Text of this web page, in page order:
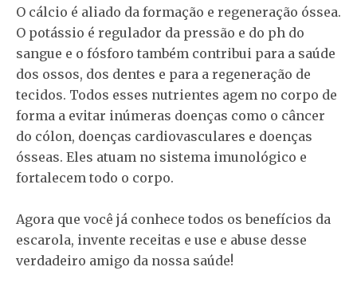
O cálcio é aliado da formação e regeneração óssea.
O potássio é regulador da pressão e do ph do
sangue e o fósforo também contribui para a saúde
dos ossos, dos dentes e para a regeneração de
tecidos. Todos esses nutrientes agem no corpo de
forma a evitar inúmeras doenças como o câncer
do cólon, doenças cardiovasculares e doenças
ósseas. Eles atuam no sistema imunológico e
fortalecem todo o corpo.
Agora que você já conhece todos os benefícios da
escarola, invente receitas e use e abuse desse
verdadeiro amigo da nossa saúde!